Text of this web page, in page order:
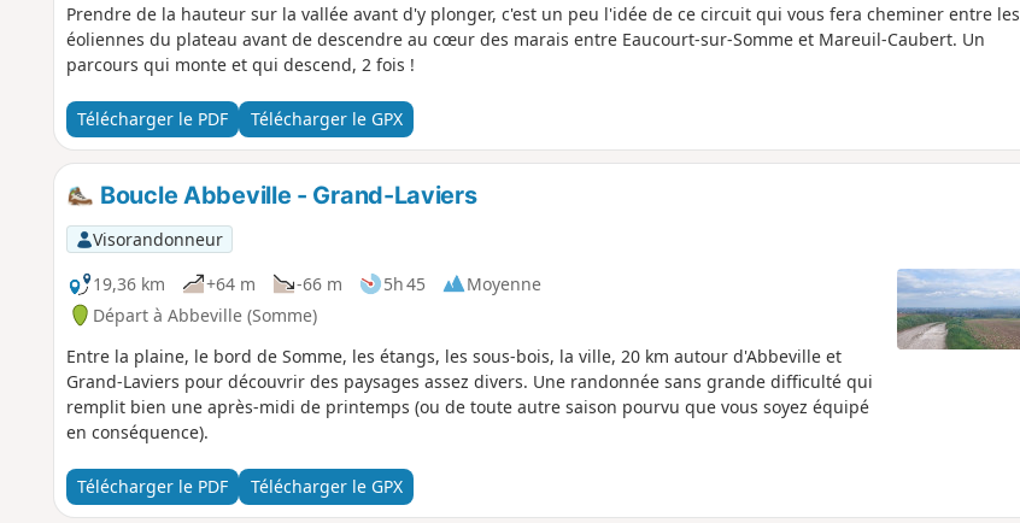
Prendre de la hauteur sur la vallée avant d'y plonger, c'est un peu l'idée de ce circuit qui vous fera cheminer entre les
éoliennes du plateau avant de descendre au cœur des marais entre Eaucourt-sur-Somme et Mareuil-Caubert. Un
parcours qui monte et qui descend, 2 fois !
Télécharger le PDF Télécharger le GPX
Boucle Abbeville - Grand-Laviers
Visorandonneur
19,36 km
+64 m -66 m 5h 45
Moyenne
Départ à Abbeville (Somme)
Entre la plaine, le bord de Somme, les étangs, les sous-bois, la ville, 20 km autour d'Abbeville et
Grand-Laviers pour découvrir des paysages assez divers. Une randonnée sans grande difficulté qui
remplit bien une après-midi de printemps (ou de toute autre saison pourvu que vous soyez équipé
en conséquence).
Télécharger le PDF Télécharger le GPX